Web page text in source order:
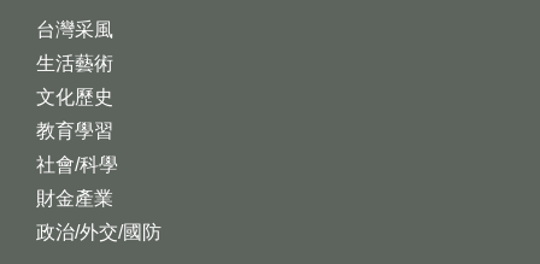
台灣采風
生活藝術
文化歷史
教育學習
社會/科學
財金產業
政治/外交/國防